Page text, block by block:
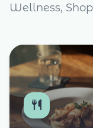
Wellness,